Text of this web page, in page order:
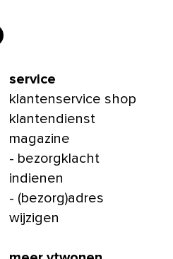
service
klantenservice shop
klantendienst
magazine
- bezorgklacht
indienen
- (bezorg)adres
wijzigen